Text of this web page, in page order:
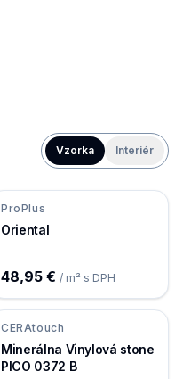
Vzorka Interiér
ProPlus
Oriental
48,95 € / m² s DPH
CERAtouch
Minerálna Vinylová stone
PICO 0372 B